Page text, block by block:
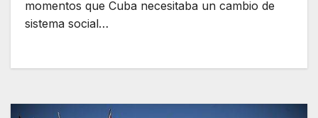
momentos que Cuba necesitaba un cambio de
sistema social…